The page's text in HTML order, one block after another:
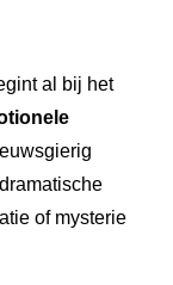
al bij het
of mysterie